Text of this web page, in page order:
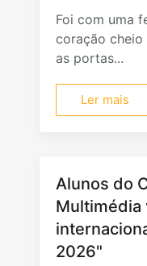
Foi com uma
coração cheio
as portas...
Ler mais
Alunos do
Multimédia
2026"